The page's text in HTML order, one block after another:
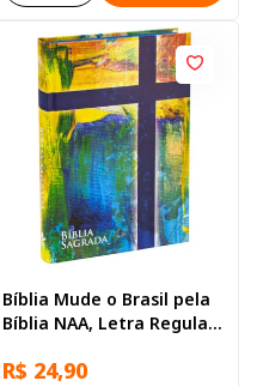
Bíblia Mude o Brasil pela
Bíblia NAA, Letra Regular,
R$ 24,90